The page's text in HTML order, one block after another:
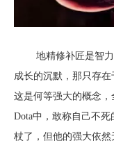
地精修补匠是智
成长的沉默，那只存
这是何等强大的概念
Dota中，敢称自己不
杖了，但他的强大依